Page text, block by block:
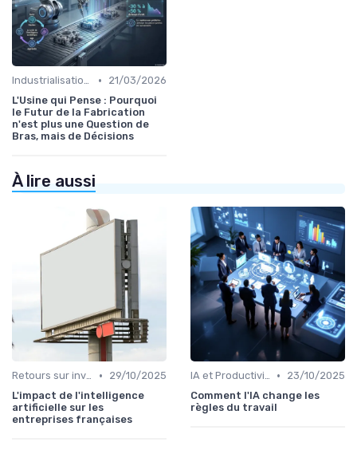
Industrialisation des process par IA •
21/03/2026
L'Usine qui Pense : Pourquoi
le Futur de la Fabrication
n'est plus une Question de
Bras, mais de Décisions
À lire aussi
Retours sur investissement de l'IA •
29/10/2025
L'impact de l'intelligence
artificielle sur les
entreprises françaises
IA et Productivité •
23/10/2025
Comment l'IA change les
règles du travail